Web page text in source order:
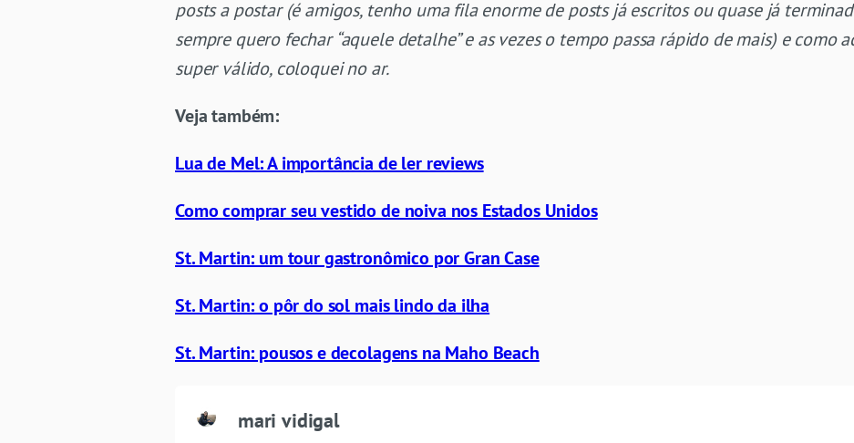
posts a postar (é amigos, tenho uma fila enorme de posts já escritos ou quase já
sempre quero fechar “aquele detalhe” e as vezes o tempo passa rápido de mais) e como
super válido, coloquei no ar.
Veja também:
Lua de Mel: A importância de ler reviews
Como comprar seu vestido de noiva nos Estados Unidos
St. Martin: um tour gastronômico por Gran Case
St. Martin: o pôr do sol mais lindo da ilha
St. Martin: pousos e decolagens na Maho Beach
mari vidigal